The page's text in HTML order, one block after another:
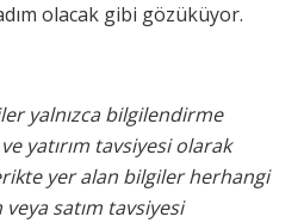
olacak gibi gözüküyor.
yalnızca bilgilendirme
yatırım tavsiyesi olarak
yer alan bilgiler herhangi
satım tavsiyesi